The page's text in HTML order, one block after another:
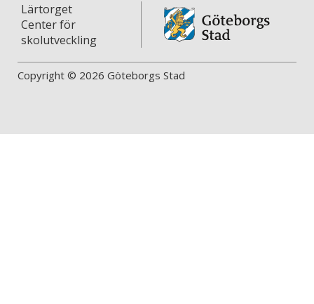
Lärtorget
Center för
skolutveckling
Copyright © 2026 Göteborgs Stad